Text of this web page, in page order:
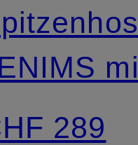
289